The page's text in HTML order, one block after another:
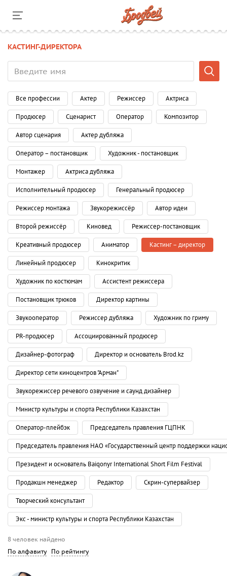
КАСТИНГ-ДИРЕКТОРА
Все профессии Актер Режиссер Актриса
Продюсер Сценарист Оператор Композитор
Автор сценария Актер дубляжа
Оператор – постановщик Художник - постановщик
Монтажер Актриса дубляжа
Исполнительный продюсер Генеральный продюсер
Режиссер монтажа Звукорежиссёр Автор идеи
Второй режиссёр Киновед Режиссер-постановщик
Креативный продюсер Аниматор Кастинг – директор
Линейный продюсер Кинокритик
Художник по костюмам Ассистент режиссера
Постановщик трюков Директор картины
Звукооператор Режиссер дубляжа Художник по гриму
PR-продюсер Ассоциированный продюсер
Дизайнер-фотограф Директор и основатель Brod.kz
Директор сети киноцентров "Арман"
Звукорежиссер речевого озвучение и саунд дизайнер
Министр культуры и спорта Республики Казахстан
Оператор-плейбэк Председатель правления ГЦПНК
Председатель правления НАО «Государственный центр поддержки
Президент и основатель Baiqonyr International Short Film Festival
Продакшн менеджер Редактор Скрин-супервайзер
Творческий консультант
Экс - министр культуры и спорта Республики Казахстан
8 человек найдено
По алфавиту
По рейтингу